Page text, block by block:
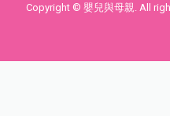
Copyright © 嬰兒與母親. All